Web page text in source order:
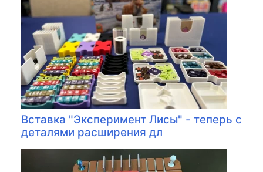
Вставка "Эксперимент Лисы" - теперь с
деталями расширения дл